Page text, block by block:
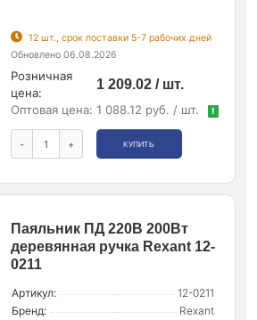
12 шт., срок поставки 5-7 рабочих дней
Обновлено 06.08.2026
Розничная
цена:
1 209.02 / шт.
Оптовая цена: 1 088.12 руб. / шт. !
- + КУПИТЬ
Паяльник ПД 220В 200Вт
деревянная ручка Rexant 12-
0211
Артикул:
12-0211
Бренд:
Rexant